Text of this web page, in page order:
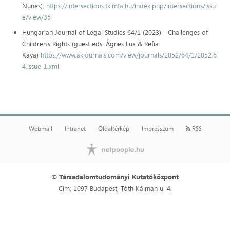
Nunes). https://intersections.tk.mta.hu/index.php/intersections/issu
e/view/35
Hungarian Journal of Legal Studies 64/1 (2023) - Challenges of
Children's Rights (guest eds. Ágnes Lux & Refia
Kaya) https://www.akjournals.com/view/journals/2052/64/1/2052.6
4.issue-1.xml
Webmail Intranet Oldaltérkép Impresszum RSS
© Társadalomtudományi Kutatóközpont
Cím: 1097 Budapest, Tóth Kálmán u. 4.